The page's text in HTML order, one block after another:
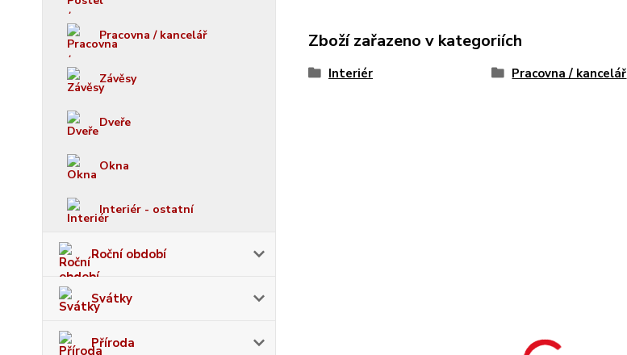
Pracovna / kancelář
Závěsy
Dveře
Okna
Interiér - ostatní
Roční období
Svátky
Příroda
Zboží zařazeno v kategoriích
Interiér Pracovna / kancelář